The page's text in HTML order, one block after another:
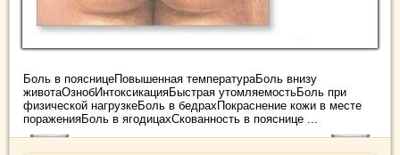
Боль в поясницеПовышенная температураБоль внизу
животаОзнобИнтоксикацияБыстрая утомляемостьБоль при
физической нагрузкеБоль в бедрахПокраснение кожи в месте
пораженияБоль в ягодицахСкованность в пояснице ...